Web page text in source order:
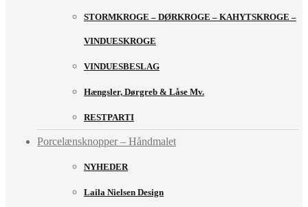
STORMKROGE – DØRKROGE – KAHYTSKROGE –
VINDUESKROGE
VINDUESBESLAG
Hængsler, Dørgreb & Låse Mv.
RESTPARTI
Porcelænsknopper – Håndmalet
NYHEDER
Laila Nielsen Design